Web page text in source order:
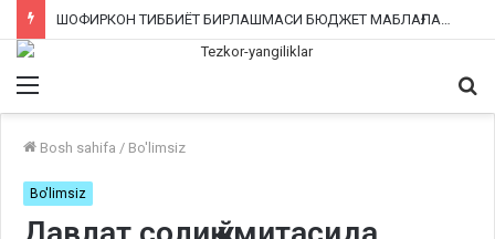
ШОФИРКОН ТИББИЁТ БИРЛАШМАСИ БЮДЖЕТ МАБЛАҒЛАРИНИ ТАЛОН-ТАРОЖ ҚИЛИНГАНИ РОСТМИ?
Menu
Bosh sahifa / Bo'limsiz
Bo'limsiz